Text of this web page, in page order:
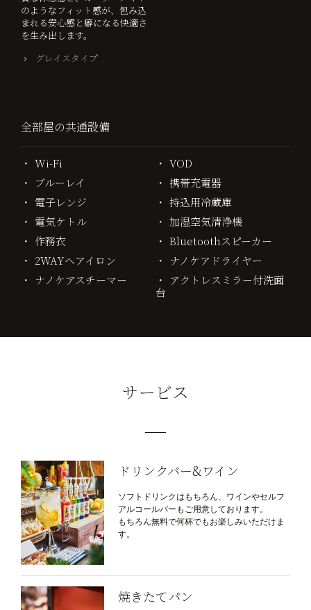
のようなフィット感が、包み込
まれる安心感と癖になる快適さ
を生み出します。
グレイスタイプ
全部屋の共通設備
Wi-Fi
VOD
ブルーレイ
携帯充電器
電子レンジ
持込用冷蔵庫
電気ケトル
加湿空気清浄機
作務衣
Bluetoothスピーカー
2WAYヘアイロン
ナノケアドライヤー
ナノケアスチーマー
アクトレスミラー付洗面
台
サービス
ドリンクバー&ワイン
ソフトドリンクはもちろん、ワインやセルフ
アルコールバーもご用意しております。
もちろん無料で何杯でもお楽しみいただけま
す。
焼きたてパン